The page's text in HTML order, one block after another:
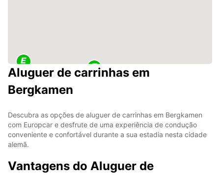
Aluguer de carrinhas em
Bergkamen
Descubra as opções de aluguer de carrinhas em Bergkamen
com Europcar e desfrute de uma experiência de condução
conveniente e confortável durante a sua estadia nesta cidade
alemã.
Vantagens do Aluguer de